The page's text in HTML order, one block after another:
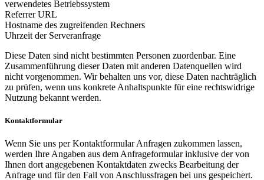
verwendetes Betriebssystem
Referrer URL
Hostname des zugreifenden Rechners
Uhrzeit der Serveranfrage
Diese Daten sind nicht bestimmten Personen zuordenbar. Eine
Zusammenführung dieser Daten mit anderen Datenquellen wird
nicht vorgenommen. Wir behalten uns vor, diese Daten nachträglich
zu prüfen, wenn uns konkrete Anhaltspunkte für eine rechtswidrige
Nutzung bekannt werden.
Kontaktformular
Wenn Sie uns per Kontaktformular Anfragen zukommen lassen,
werden Ihre Angaben aus dem Anfrageformular inklusive der von
Ihnen dort angegebenen Kontaktdaten zwecks Bearbeitung der
Anfrage und für den Fall von Anschlussfragen bei uns gespeichert.